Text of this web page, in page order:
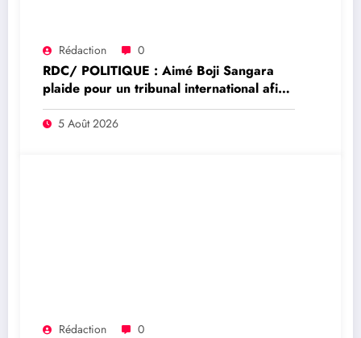
Rédaction 0
RDC/ POLITIQUE : Aimé Boji Sangara
plaide pour un tribunal international afin
de rendre justice aux victimes des conflits
en RDC
5 Août 2026
Rédaction 0